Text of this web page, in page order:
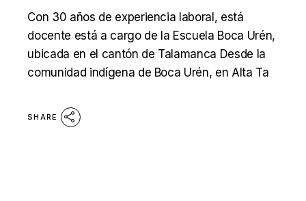
Con 30 años de experiencia laboral, está
docente está a cargo de la Escuela Boca Urén,
ubicada en el cantón de Talamanca Desde la
comunidad indígena de Boca Urén, en Alta Ta
SHARE